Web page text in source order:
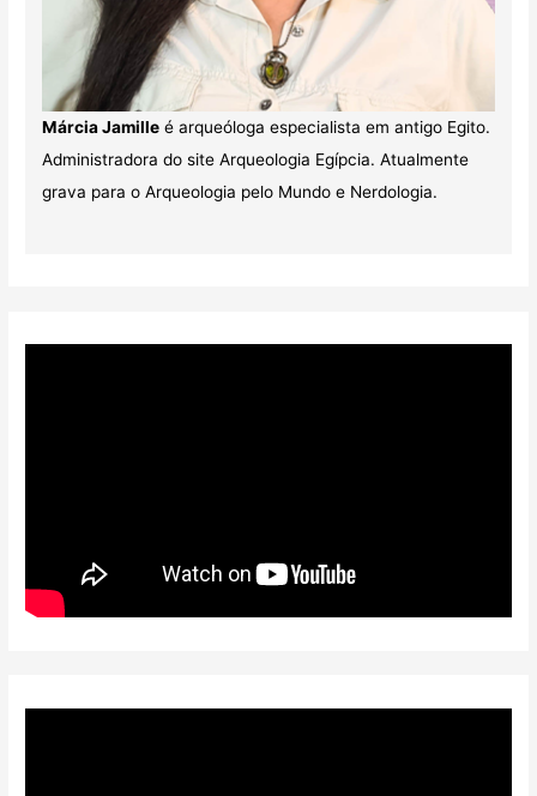
Márcia Jamilleé arqueóloga especialista em antigo Egito.
Administradora do site Arqueologia Egípcia. Atualmente
grava para o Arqueologia pelo Mundo e Nerdologia.